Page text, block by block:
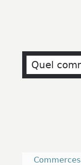
Commerces